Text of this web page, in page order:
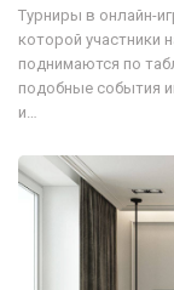
Турниры в онлайн-
которой участники
поднимаются по
подобные события
и…